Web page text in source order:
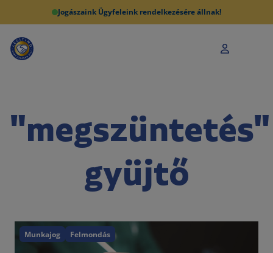
Jogászaink Ügyfeleink rendelkezésére állnak!
"megszüntetés"
gyüjtő
Munkajog Felmondás